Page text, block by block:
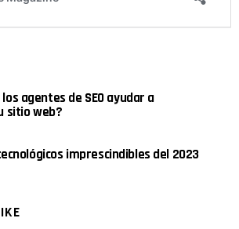
agentes de SEO ayudar a
sitio web?
imprescindibles del 2023